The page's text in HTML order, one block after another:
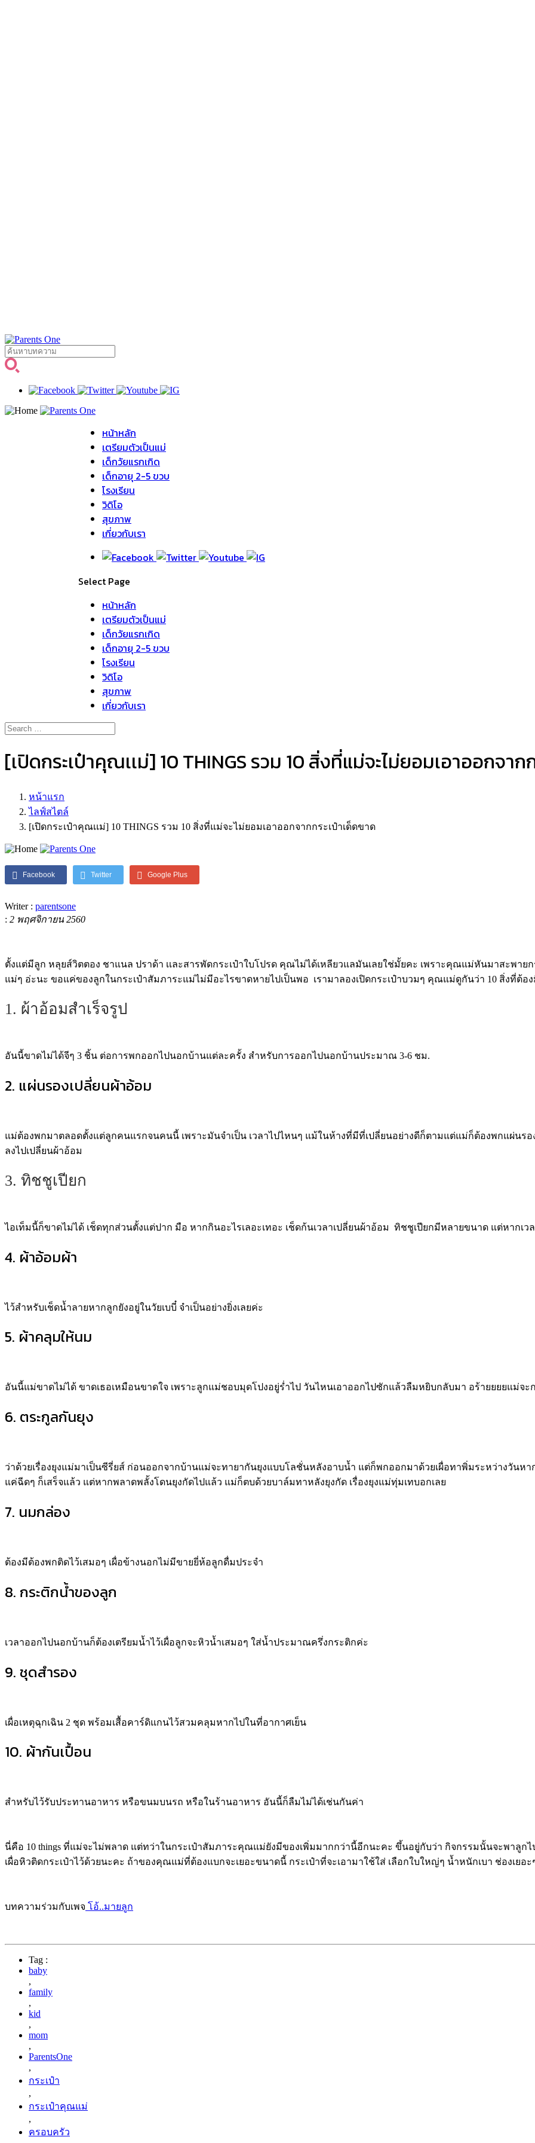
หน้าหลัก
เตรียมตัวเป็นแม่
เด็กวัยแรกเกิด
เด็กอายุ 2-5 ขวบ
โรงเรียน
วิดิโอ
สุขภาพ
เกี่ยวกับเรา
Select Page
หน้าหลัก
เตรียมตัวเป็นแม่
เด็กวัยแรกเกิด
เด็กอายุ 2-5 ขวบ
โรงเรียน
วิดิโอ
สุขภาพ
เกี่ยวกับเรา
[เปิดกระเป๋าคุณเเม่] 10 THINGS รวม 10 สิ่งที่แม่จะไม่ยอมเอาออกจาก
หน้าแรก
ไลฟ์สไตล์
[เปิดกระเป๋าคุณเเม่] 10 THINGS รวม 10 สิ่งที่แม่จะไม่ยอมเอาออกจากกระเป๋าเด็ดขาด
Facebook Twitter Google Plus
Writer : parentsone
: 2 พฤศจิกายน 2560
ตั้งแต่มีลูก หลุยส์วิตตอง ชาแนล ปราด้า เเละสารพัดกระเป๋าใบโปรด คุณไม่ได้เหลียวแลมันเลยใช่มั้ยคะ เพราะคุณแม่หันมาสะพาย
แม่ๆ อ่ะนะ ขอแค่ของลูกในกระเป๋าสัมภาระแม่ไม่มีอะไรขาดหายไปเป็นพอ เรามาลองเปิดกระเป๋าบวมๆ คุณแม่ดูกันว่า 10 สิ่งที่ต้อง
1. ผ้าอ้อมสำเร็จรูป
อันนี้ขาดไม่ได้จีๆ 3 ชิ้น ต่อการพกออกไปนอกบ้านแต่ละครั้ง สำหรับการออกไปนอกบ้านประมาณ 3-6 ชม.
2. แผ่นรองเปลี่ยนผ้าอ้อม
แม่ต้องพกมาตลอดตั้งแต่ลูกคนแรกจนคนนี้ เพราะมันจำเป็น เวลาไปไหนๆ แม้ในห้างที่มีที่เปลี่ยนอย่างดีก็ตามแต่แม่ก็ต้องพกแผ่นร
ลงไปเปลี่ยนผ้าอ้อม
3. ทิชชูเปียก
ไอเท็มนี้ก็ขาดไม่ได้ เช็ดทุกส่วนตั้งแต่ปาก มือ หากกินอะไรเลอะเทอะ เช็ดก้นเวลาเปลี่ยนผ้าอ้อม ทิชชูเปียกมีหลายขนาด แต่หาก
4. ผ้าอ้อมผ้า
ไว้สำหรับเช็ดน้ำลายหากลูกยังอยู่ในวัยเบบี๋ จำเป็นอย่างยิ่งเลยค่ะ
5. ผ้าคลุมให้นม
อันนี้แม่ขาดไม่ได้ ขาดเธอเหมือนขาดใจ เพราะลูกแม่ชอบมุดโปงอยู่ร่ำไป วันไหนเอาออกไปซักแล้วลืมหยิบกลับมา อร้ายยยยแม่จะ
6. ตระกูลกันยุง
ว่าด้วยเรื่องยุงแม่มาเป็นซีรี่ยส์ ก่อนออกจากบ้านแม่จะทายากันยุงแบบโลชั่นหลังอาบน้ำ แต่ก็พกออกมาด้วยเผื่อทาพิ่มระหว่างวันห
แค่ฉีดๆ ก็เสร็จแล้ว แต่หากพลาดพลั้งโดนยุงกัดไปแล้ว แม่ก็ตบด้วยบาล์มทาหลังยุงกัด เรื่องยุงแม่ทุ่มเทบอกเลย
7. นมกล่อง
ต้องมีต้องพกติดไว้เสมอๆ เผื่อข้างนอกไม่มีขายยี่ห้อลูกดื่มประจำ
8. กระติกน้ำของลูก
เวลาออกไปนอกบ้านก็ต้องเตรียมน้ำไว้เผื่อลูกจะหิวน้ำเสมอๆ ใส่น้ำประมาณครึ่งกระติกค่ะ
9. ชุดสำรอง
เผื่อเหตุฉุกเฉิน 2 ชุด พร้อมเสื้อคาร์ดิแกนไว้สวมคลุมหากไปในที่อากาศเย็น
10. ผ้ากันเปื้อน
สำหรับไว้รับประทานอาหาร หรือขนมบนรถ หรือในร้านอาหาร อันนี้ก็ลืมไม่ได้เช่นกันค่า
นี่คือ 10 things ที่แม่จะไม่พลาด แต่ทว่าในกระเป๋าสัมภาระคุณแม่ยังมีของเพิ่มมากกว่านี้อีกนะคะ ขึ้นอยู่กับว่า กิจกรรมนั้นจะพาลูก
เผื่อหิวติดกระเป๋าไว้ด้วยนะคะ ถ้าของคุณแม่ที่ต้องแบกจะเยอะขนาดนี้ กระเป๋าที่จะเอามาใช้ใส่ เลือกใบใหญ่ๆ น้ำหนักเบา ช่องเยอะ
บทความร่วมกับเพจ โอ้..มายลูก
Tag :
baby
,
family
,
kid
,
mom
,
ParentsOne
,
กระเป๋า
,
กระเป๋าคุณแม่
,
ครอบครัว